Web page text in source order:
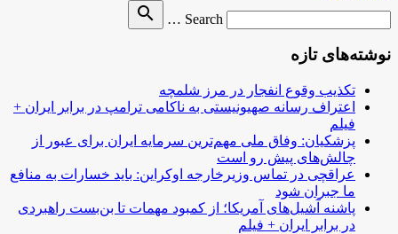
Search …
search
نوشته‌های تازه
تکذیب وقوع انفجار در مرز شلمچه
اعتراف رسانه صهیونیستی به ناکامی ترامپ در برابر ایران +
فیلم
پزشکیان: وفاق ملی مهم‌ترین سرمایه ایران برای عبور از
چالش‌های پیش رو است
عراقچی در تماس وزیرخارجه اوکراین: باید خسارات به منافع
ما جبران شود
پاشنه آشیل‌های آمریکا؛ از کمبود مهمات تا بن‌بست راهبردی
در برابر ایران + فیلم